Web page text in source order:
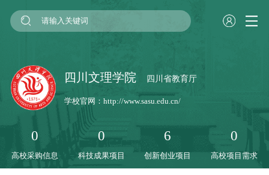
四川文理学院 四川省教育厅
学校官网： http://www.sasu.edu.cn/
0
高校采购信息
0
科技成果项目
6
创新创业项目
0
高校项目需求